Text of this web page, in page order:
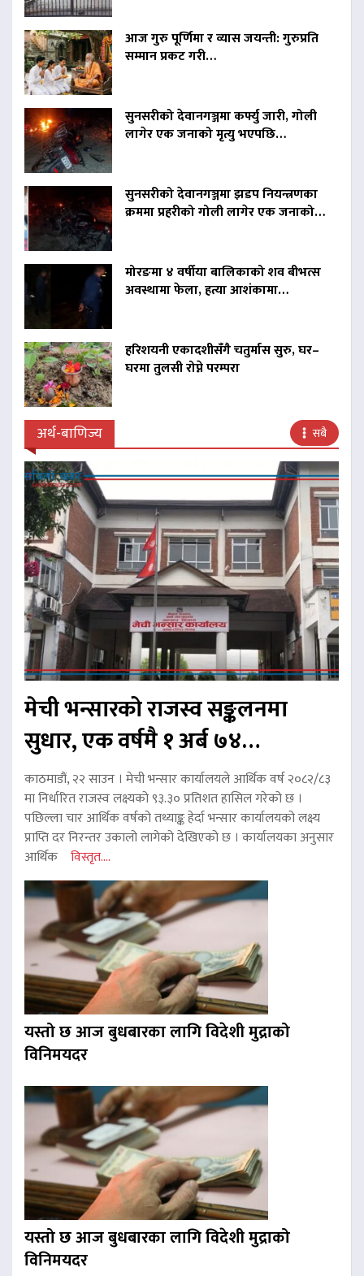
आज गुरु पूर्णिमा र व्यास जयन्ती: गुरुप्रति
सम्मान प्रकट गरी…
सुनसरीको देवानगञ्जमा कर्फ्यु जारी, गोली
लागेर एक जनाको मृत्यु भएपछि…
सुनसरीको देवानगञ्जमा झडप नियन्त्रणका
क्रममा प्रहरीको गोली लागेर एक जनाको…
मोरङमा ४ वर्षीया बालिकाको शव बीभत्स
अवस्थामा फेला, हत्या आशंकामा…
हरिशयनी एकादशीसँगै चतुर्मास सुरु, घर–
घरमा तुलसी रोप्ने परम्परा
अर्थ-बाणिज्य सबै
मेची भन्सारको राजस्व सङ्कलनमा
सुधार, एक वर्षमै १ अर्ब ७४…
काठमाडौं, २२ साउन । मेची भन्सार कार्यालयले आर्थिक वर्ष २०८२/८३
मा निर्धारित राजस्व लक्ष्यको ९३.३० प्रतिशत हासिल गरेको छ ।
पछिल्ला चार आर्थिक वर्षको तथ्याङ्क हेर्दा भन्सार कार्यालयको लक्ष्य
प्राप्ति दर निरन्तर उकालो लागेको देखिएको छ । कार्यालयका अनुसार
आर्थिक विस्तृत....
यस्तो छ आज बुधबारका लागि विदेशी मुद्राको
विनिमयदर
यस्तो छ आज बुधबारका लागि विदेशी मुद्राको
विनिमयदर